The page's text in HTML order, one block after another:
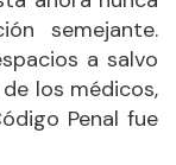
semejante.
a salvo
los médicos,
Penal fue